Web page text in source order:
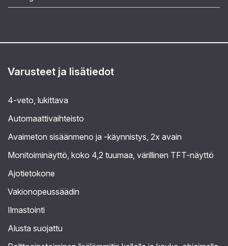
Varusteet ja lisätiedot
4-veto, lukittava
Automaattivaihteisto
Avaimeton sisäänmeno ja -käynnistys, 2x avain
Monitoiminäyttö, koko 4,2 tuumaa, värillinen TFT-näyttö
Ajotietokone
Vakionopeussäädin
Ilmastointi
Alusta suojattu